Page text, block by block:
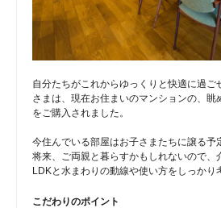
自分たちがこれからゆっくりと快適に過ご
さまは、現在お住まいのマンションの、眺
をご購入されました。
今住んでいる部屋はお子さまたちに譲る予
将来、ご両親と暮らすかもしれないので、
LDKと水まわりの動線や使い方をしっかり
こだわりのポイント